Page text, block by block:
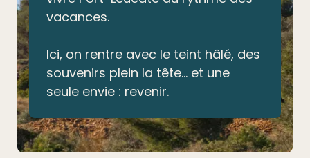
vacances.
Ici, on rentre avec le teint hâlé, des
souvenirs plein la tête… et une
seule envie : revenir.